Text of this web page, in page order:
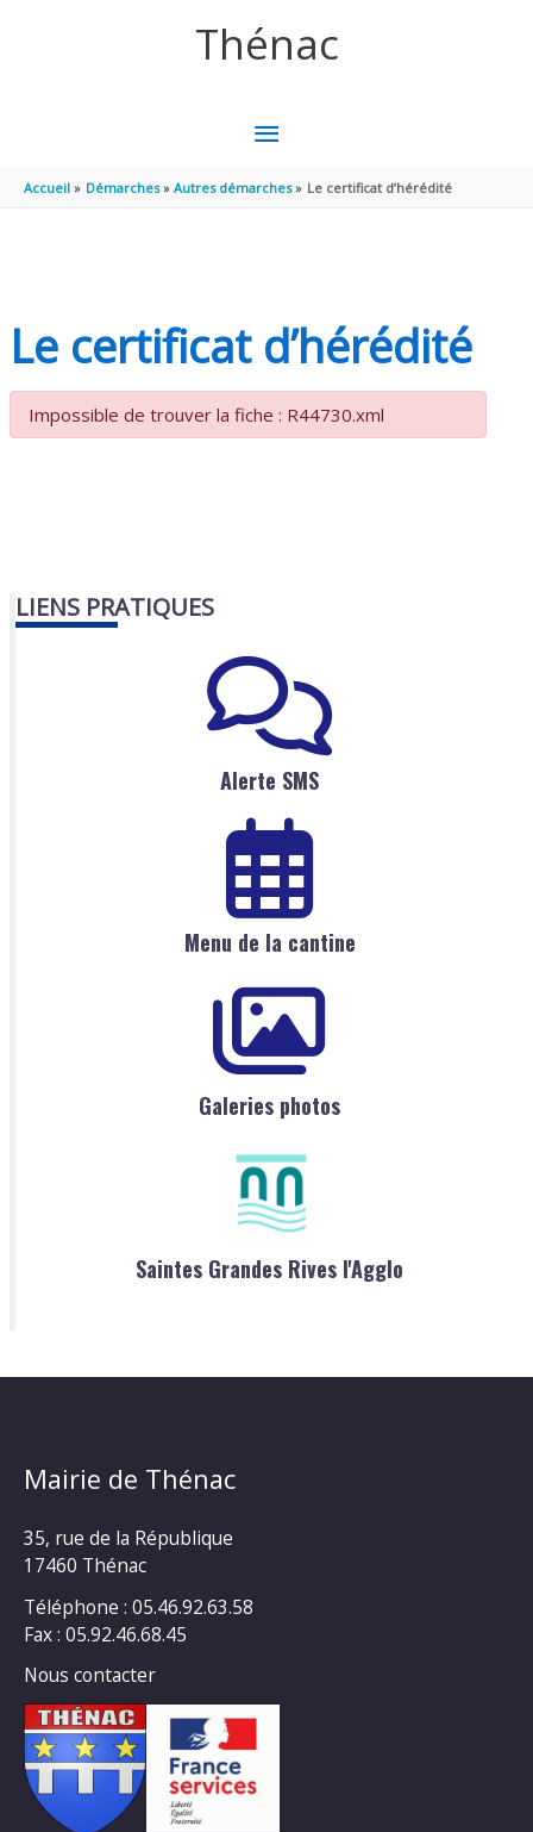
Thénac
MENU
PRINCIPAL
Accueil Démarches Autres démarches Le certificat d’hérédité
Le certificat d’hérédité
Impossible de trouver la fiche : R44730.xml
LIENS PRATIQUES
Alerte SMS
Menu de la cantine
Galeries photos
Saintes Grandes Rives l'Agglo
Mairie de Thénac
35, rue de la République
17460 Thénac
Téléphone : 05.46.92.63.58
Fax : 05.92.46.68.45
Nous contacter